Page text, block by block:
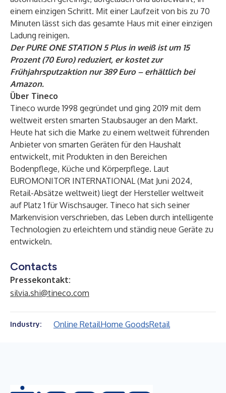
einem einzigen Schritt. Mit einer Laufzeit von bis zu 70
Minuten lässt sich das gesamte Haus mit einer einzigen
Ladung reinigen.
Der PURE ONE STATION 5 Plus in weiß ist um 15
Prozent (70 Euro) reduziert, er kostet zur
Frühjahrsputzaktion nur 389 Euro – erhältlich bei
Amazon.
Über Tineco
Tineco wurde 1998 gegründet und ging 2019 mit dem
weltweit ersten smarten Staubsauger an den Markt.
Heute hat sich die Marke zu einem weltweit führenden
Anbieter von smarten Geräten für den Haushalt
entwickelt, mit Produkten in den Bereichen
Bodenpflege, Küche und Körperpflege. Laut
EUROMONITOR INTERNATIONAL (Mat Juni 2024,
Retail-Absätze weltweit) liegt der Hersteller weltweit
auf Platz 1 für Wischsauger. Tineco hat sich seiner
Markenvision verschrieben, das Leben durch intelligente
Technologien zu erleichtern und ständig neue Geräte zu
entwickeln.
Contacts
Pressekontakt:
silvia.shi@tineco.com
Industry: Online RetailHome GoodsRetail